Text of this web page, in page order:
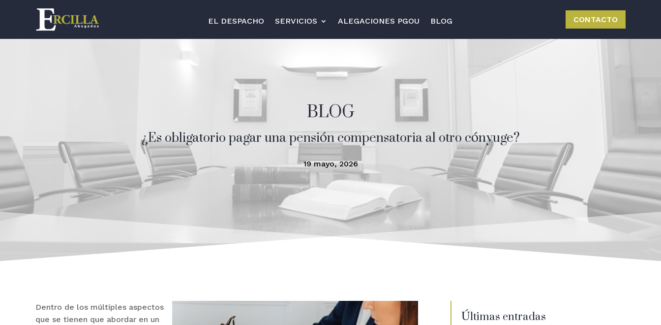
EL DESPACHO SERVICIOS ALEGACIONES PGOU BLOG CONTACTO
BLOG
¿Es obligatorio pagar una pensión compensatoria al otro cónyuge?
19 mayo, 2026
Dentro de los múltiples aspectos
que se tienen que abordar en un
Últimas entradas